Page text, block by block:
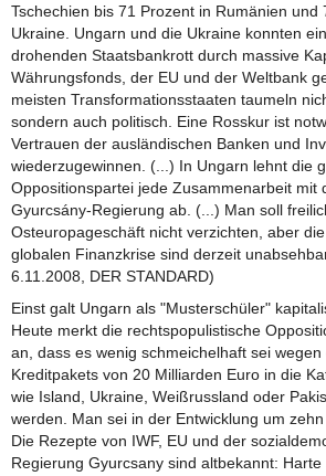
Tschechien bis 71 Prozent in Rumänien und
Ukraine. Ungarn und die Ukraine konnten
drohenden Staatsbankrott durch massive
Währungsfonds, der EU und der Weltbank
meisten Transformationsstaaten taumeln
sondern auch politisch. Eine Rosskur ist
Vertrauen der ausländischen Banken und
wiederzugewinnen. (...) In Ungarn lehnt die
Oppositionspartei jede Zusammenarbeit mit
Gyurcsány-Regierung ab. (...) Man soll
Osteuropageschäft nicht verzichten, aber
globalen Finanzkrise sind derzeit
6.11.2008, DER STANDARD)
Einst galt Ungarn als "Musterschüler"
Heute merkt die rechtspopulistische
an, dass es wenig schmeichelhaft sei
Kreditpakets von 20 Milliarden Euro in die
wie Island, Ukraine, Weißrussland oder
werden. Man sei in der Entwicklung um
Die Rezepte von IWF, EU und der
Regierung Gyurcsany sind altbekannt: